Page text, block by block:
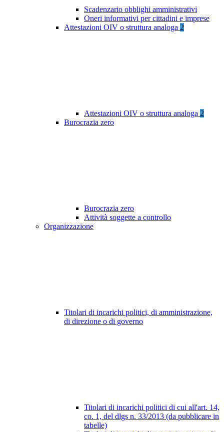
Scadenzario obblighi amministrativi
Oneri informativi per cittadini e imprese
Attestazioni OIV o struttura analoga 2
Attestazioni OIV o struttura analoga 2
Burocrazia zero
Burocrazia zero
Attività soggette a controllo
Organizzazione
Titolari di incarichi politici, di amministrazione,
di direzione o di governo
Titolari di incarichi politici di cui all'art. 14,
co. 1, del dlgs n. 33/2013 (da pubblicare in
tabelle)